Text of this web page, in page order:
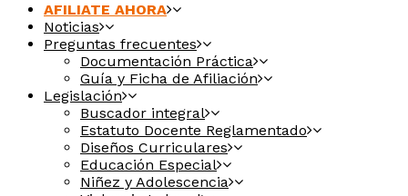
AFILIATE AHORA
Noticias
Preguntas frecuentes
Documentación Práctica
Guía y Ficha de Afiliación
Legislación
Buscador integral
Estatuto Docente Reglamentado
Diseños Curriculares
Educación Especial
Niñez y Adolescencia